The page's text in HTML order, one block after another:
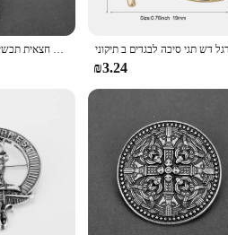
that can elevate any outfit. The classic
picnic, or a formal event, this cap is
makes it an ideal choice for vendors
tradition.
סגסוגת תכשיטי הנכרי סיכת סקוטלנד גדילן חרב סיכות עם אופנה סלטיקס קשר חצאית תכשיטי מסיבת מתנת כיף
₪3.24